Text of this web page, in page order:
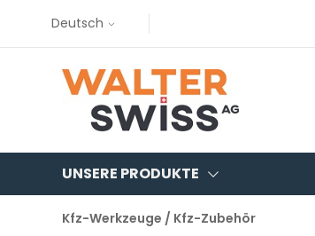
Deutsch
UNSERE PRODUKTE
Kfz-Werkzeuge / Kfz-Zubehör